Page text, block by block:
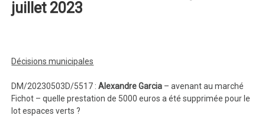
juillet 2023
Décisions municipales
DM/20230503D/5517 :Alexandre Garcia – avenant au marché
Fichot – quelle prestation de 5000 euros a été supprimée pour le
lot espaces verts ?